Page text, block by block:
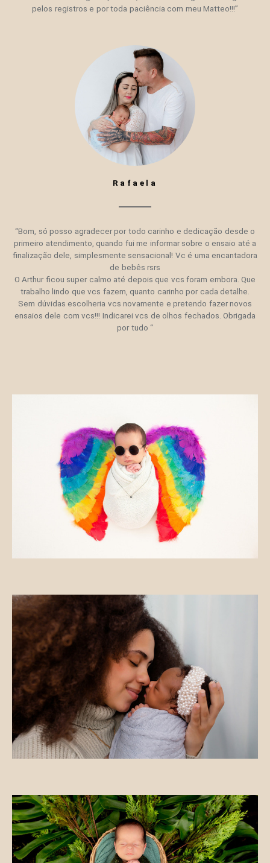
pelos registros e por toda paciência com meu Matteo!!!”
Rafaela
“Bom, só posso agradecer por todo carinho e dedicação desde o
primeiro atendimento, quando fui me informar sobre o ensaio até a
finalização dele, simplesmente sensacional! Vc é uma encantadora
de bebês rsrs
O Arthur ficou super calmo até depois que vcs foram embora. Que
trabalho lindo que vcs fazem, quanto carinho por cada detalhe.
Sem dúvidas escolheria vcs novamente e pretendo fazer novos
ensaios dele com vcs!!! Indicarei vcs de olhos fechados. Obrigada
por tudo “